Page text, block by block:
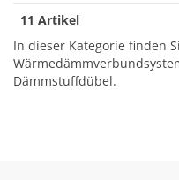
11 Artikel
In dieser Kategorie finden
Dämmstuffdübel.